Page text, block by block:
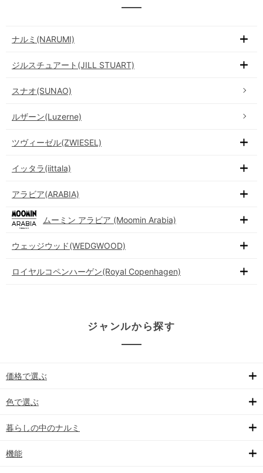
ナルミ(NARUMI)
ジルスチュアート(JILL STUART)
スナオ(SUNAO)
ルザーン(Luzerne)
ツヴィーゼル(ZWIESEL)
イッタラ(iittala)
アラビア(ARABIA)
ムーミン アラビア (Moomin Arabia)
ウェッジウッド(WEDGWOOD)
ロイヤルコペンハーゲン(Royal Copenhagen)
ジャンルから探す
価格で選ぶ
色で選ぶ
暮らしの中のナルミ
機能